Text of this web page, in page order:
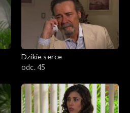
Dzikie serce
odc. 45